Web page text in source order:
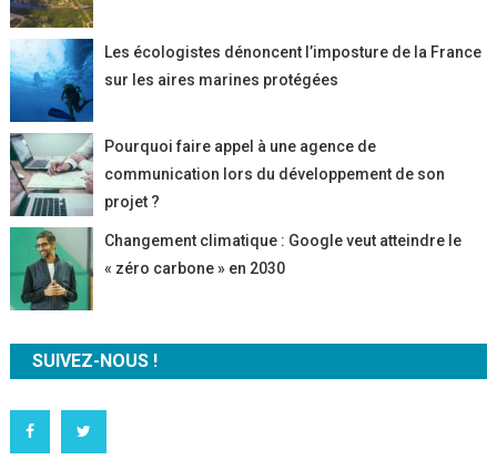
Les écologistes dénoncent l’imposture de la France
sur les aires marines protégées
Pourquoi faire appel à une agence de
communication lors du développement de son
projet ?
Changement climatique : Google veut atteindre le
« zéro carbone » en 2030
SUIVEZ-NOUS !